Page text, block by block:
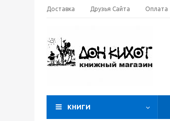
Доставка Друзья Сайта Оплата
КНИГИ